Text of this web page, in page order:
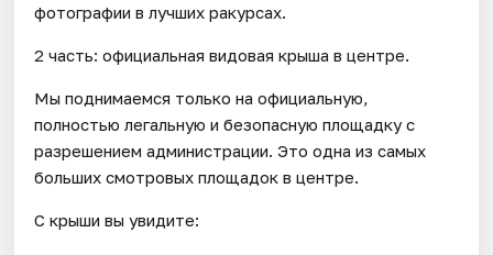
фотографии в лучших ракурсах.
2 часть: официальная видовая крыша в центре.
Мы поднимаемся только на официальную,
полностью легальную и безопасную площадку с
разрешением администрации. Это одна из самых
больших смотровых площадок в центре.
С крыши вы увидите: